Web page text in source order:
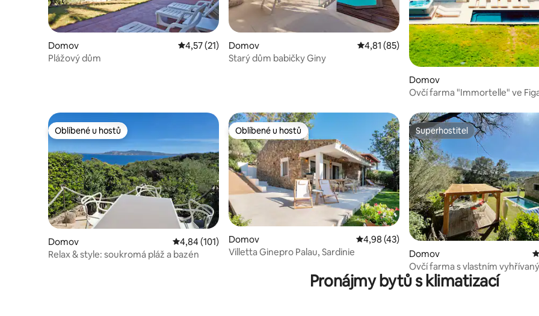
Domov Průměrné hodnocení 4,57 z 5, 21 hodnocení
4,57 (21)
Plážový dům
Domov Průměrné hodnocení 4,81 z 5, 85 hodnocení
4,81 (85)
Starý dům babičky Giny
Domov
Ovčí farma "Immortelle" ve
Oblíbené u hostů
Oblíbené u hostů
Domov Průměrné hodnocení 4,84 z 5, 101 hodnocení
4,84 (101)
Relax & style: soukromá pláž a bazén
Oblíbené u hostů
Oblíbené u hostů
Domov Průměrné hodnocení 4,98 z 5, 43 hodnocení
4,98 (43)
Villetta Ginepro Palau, Sardinie
Superhostitel
Superhostitel
Domov
Ovčí farma s vlastním
bazénem
Pronájmy bytů s klimatizací